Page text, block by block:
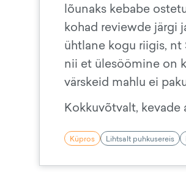
lõunaks kebabe
kohad reviewde järgi
ühtlane kogu riigis, nt
nii et ülesöömine on
värskeid mahlu ei
Kokkuvõtvalt, kevade
Küpros Lihtsalt puhkusereis